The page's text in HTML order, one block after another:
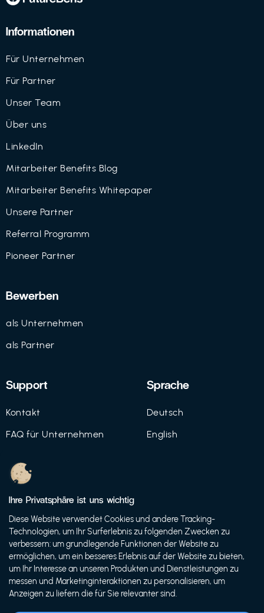
Informationen
Für Unternehmen
Für Partner
Unser Team
Über uns
LinkedIn
Mitarbeiter Benefits Blog
Mitarbeiter Benefits Whitepaper
Unsere Partner
Referral Programm
Pioneer Partner
Bewerben
als Unternehmen
als Partner
Support
Kontakt
FAQ für Unternehmen
Datenschutz
Nutzungsbedingungen
Sprache
Deutsch
English
© 2021 FutureBens GmbH
Ihre Privatsphäre ist uns wichtig
Diese Website verwendet Cookies und andere Tracking-
Technologien, um Ihr Surferlebnis zu folgenden Zwecken zu
verbessern: um grundlegende Funktionen der Website zu
ermöglichen, um ein besseres Erlebnis auf der Website zu bieten,
um Ihr Interesse an unseren Produkten und Dienstleistungen zu
messen und Marketinginteraktionen zu personalisieren, um
Anzeigen zu liefern die für Sie relevanter sind.